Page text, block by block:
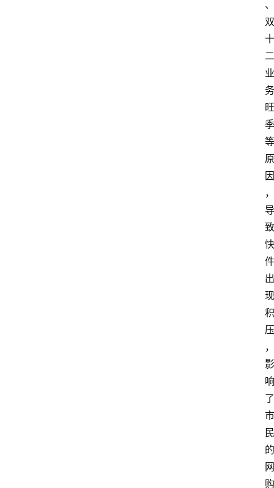
、
双
十
二
业
务
旺
季
等
原
因
，
导
致
快
件
出
现
积
压
，
影
响
了
市
民
的
网
购